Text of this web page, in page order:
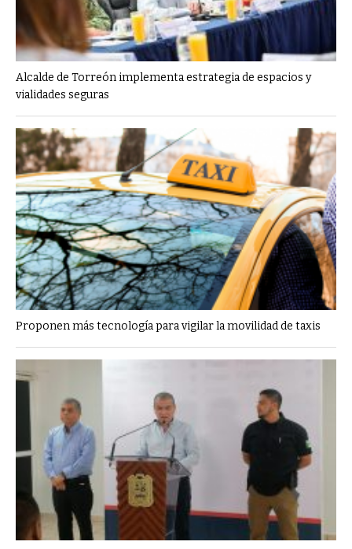
Alcalde de Torreón implementa estrategia de espacios y
vialidades seguras
Proponen más tecnología para vigilar la movilidad de taxis